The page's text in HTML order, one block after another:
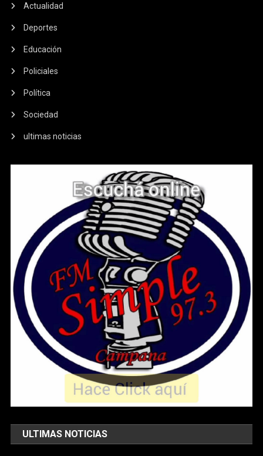
Actualidad
Deportes
Educación
Policiales
Política
Sociedad
ultimas noticias
ULTIMAS NOTICIAS